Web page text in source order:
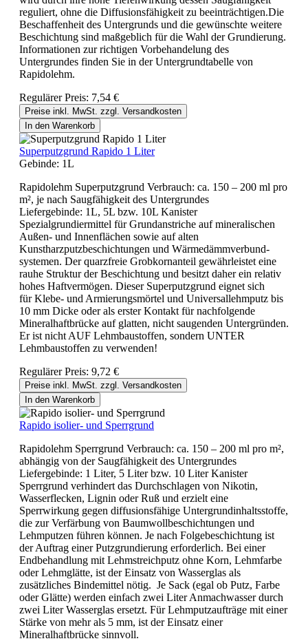
reguliert, ohne die Diffusionsfähigkeit zu beeinträchtigen.Die
Beschaffenheit des Untergrunds und die gewünschte weitere
Beschichtung sind maßgeblich für die Wahl der Grundierung.
Informationen zur richtigen Vorbehandelung des
Untergrundes finden Sie in der Untergrundtabelle von
Rapidolehm.
Regulärer Preis: 7,54 €
Preise inkl. MwSt. zzgl. Versandkosten
In den Warenkorb
Superputzgrund Rapido 1 Liter
Gebinde: 1L
Rapidolehm Superputzgrund Verbrauch: ca. 150 – 200 ml pro
m², je nach Saugfähigkeit des Untergrundes
Liefergebinde: 1L, 5L bzw. 10L Kanister
Spezialgrundiermittel für Grundanstriche auf mineralischen
Außen- und Innenflächen sowie auf alten
Kunstharzputzbeschichtungen und Wärmedämmverbund-
systemen. Der quarzfreie Grobkornanteil gewährleistet eine
rauhe Struktur der Beschichtung und besitzt daher ein relativ
hohes Haftvermögen. Dieser Superputzgrund eignet sich
für Klebe- und Armierungsmörtel und Universallehmputz bis
10 mm Dicke oder als erster Kontakt für nachfolgende
Mineralhaftbrücke auf glatten, nicht saugenden Untergründen.
Er ist nicht AUF Lehmbaustoffen, sondern UNTER
Lehmbaustoffen zu verwenden!
Regulärer Preis: 9,72 €
Preise inkl. MwSt. zzgl. Versandkosten
In den Warenkorb
Rapido isolier- und Sperrgrund
Rapidolehm Sperrgrund Verbrauch: ca. 150 – 200 ml pro m²,
abhängig von der Saugfähigkeit des Untergrundes
Liefergebinde: 1 Liter, 5 Liter bzw. 10 Liter Kanister
Sperrgrund verhindert das Durchschlagen von Nikotin,
Wasserflecken, Lignin oder Ruß und erzielt eine
Sperrwirkung gegen diffusionsfähige Untergrundinhaltsstoffe,
die zur Verfärbung von Baumwollbeschichtungen und
Lehmputzen führen können. Je nach Folgebeschichtung ist
der Auftrag einer Putzgrundierung erforderlich. Bei einer
Endbehandlung mit Lehmstreichputz ohne Korn, Lehmfarbe
oder Lehmglätte, ist der Einsatz von Wasserglas als
zusätzliches Bindemittel nötig. Je Sack (egal ob Putz, Farbe
oder Glätte) werden einfach zwei Liter Anmachwasser durch
zwei Liter Wasserglas ersetzt. Für Lehmputzaufträge mit einer
Stärke von mehr als 5 mm, ist der Einsatz einer
Mineralhaftbrücke sinnvoll.